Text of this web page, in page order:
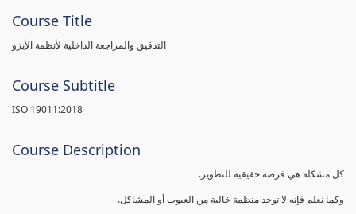
Course Title
التدقيق والمراجعة الداخلية لأنظمة الأيزو
Course Subtitle
ISO 19011:2018
Course Description
كل مشكلة هي فرصة حقيقية للتطوير.
وكما نعلم فإنه لا توجد منظمة خالية من العيوب أو المشاكل.